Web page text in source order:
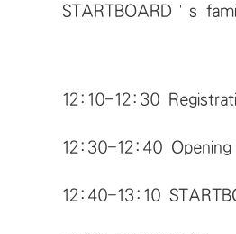
STARTBOARD’s
12:10-12:30
12:30-12:40 Opening
12:40-13:10